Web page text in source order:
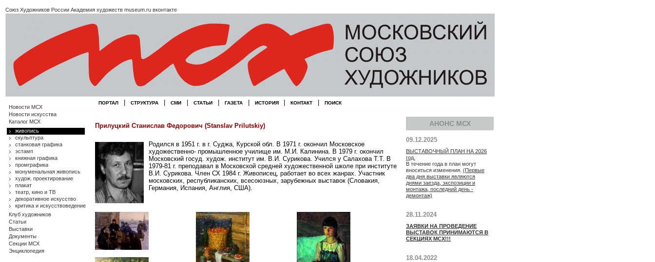
Союз Художников России Академия художеств museum.ru вконтакте
Новости МСХ
Новости искусства
Каталог МСХ
живопись
скульптура
станковая графика
эстамп
книжная графика
промграфика
монуменальная живопись
худож. проектирование
плакат
театр, кино и ТВ
декоративное искусство
критика и искусствоведение
Клуб художников
Статьи
Выставки
Документы
Секции МСХ
Энциклопедия
ПОРТАЛ СТРУКТУРА СМИ СТАТЬИ ГАЗЕТА ИСТОРИЯ КОНТАКТ ПОИСК
Прилуцкий Станислав Федорович (Stanslav Prilutskiy)
Родился в 1951 г. в г. Суджа, Курской обл. В 1971 г. окончил Московское
художественно- промышленное училище им. М.И. Калинина. В 1979 г. окончил
Московский госуд. худож. институт им. В.И. Сурикова. Учился у Салахова Т.Т. В
1979-81 г. преподавал в Московской средней художественной школе при институте
В.И. Сурикова. Член СХ 1984 г. Живописец, работает во всех жанрах. Участник
московских, республиканских, всесоюзных, зарубежных выставок (Словакия,
Германия, Испания, Англия, США).
АНОНС МСХ
09.12.2025
ВЫСТАВОЧНЫЙ ПЛАН НА 2026
год.
В течение года в план могут
вноситься изменения. (Первые
два дня выставки являются
днями заезда, экспозиции и
монтажа, последний день -
демонтаж)
28.11.2024
ЗАЯВКИ НА ПРОВЕДЕНИЕ
ВЫСТАВОК ПРИНИМАЮТСЯ В
СЕКЦИЯХ МСХ!!!
18.04.2022